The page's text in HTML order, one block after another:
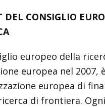
DEL CONSIGLIO
europeo della
europea nel 2007,
europea di
di frontiera.